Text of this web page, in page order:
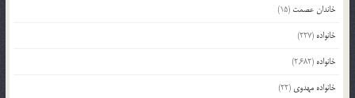
خاندان عصمت (15)
خانواده (227)
خانواده (2,682)
خانواده مهدوی (22)